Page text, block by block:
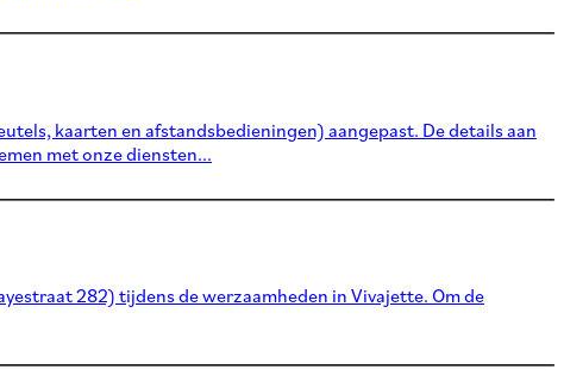
kaarten en afstandsbedieningen) aangepast. De details aan
met onze diensten...
282) tijdens de werzaamheden in Vivajette. Om de